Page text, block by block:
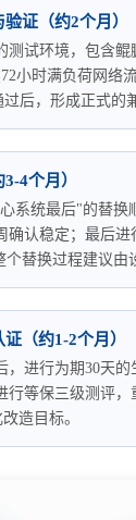
证（约2个月）
测试环境，包含
小时满负荷网络
后，形成正式的
4个月）
系统最后"的替
确认稳定；最后
替换过程建议由
（约1-2个月）
，进行为期30天
行等保三级测评
造目标。